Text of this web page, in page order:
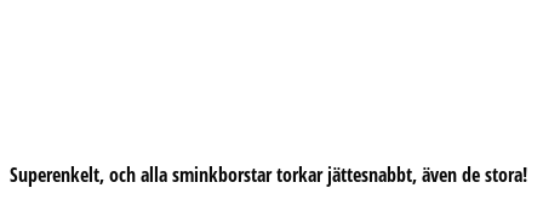
Superenkelt, och alla sminkborstar torkar jättesnabbt, även de stora!